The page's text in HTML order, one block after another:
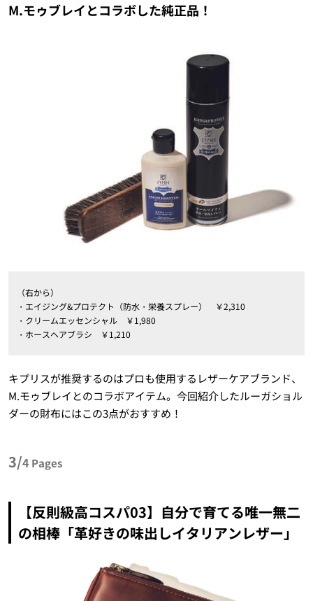
M.モゥブレイとコラボした純正品！
（右から）
・エイジング&プロテクト（防水・栄養スプレー） ￥2,310
・クリームエッセンシャル ￥1,980
・ホースヘアブラシ ￥1,210
キプリスが推奨するのはプロも使用するレザーケアブランド、
M.モゥブレイとのコラボアイテム。今回紹介したルーガショル
ダーの財布にはこの3点がおすすめ！
3/4 Pages
【反則級高コスパ03】自分で育てる唯一無二
の相棒「革好きの味出しイタリアンレザー」